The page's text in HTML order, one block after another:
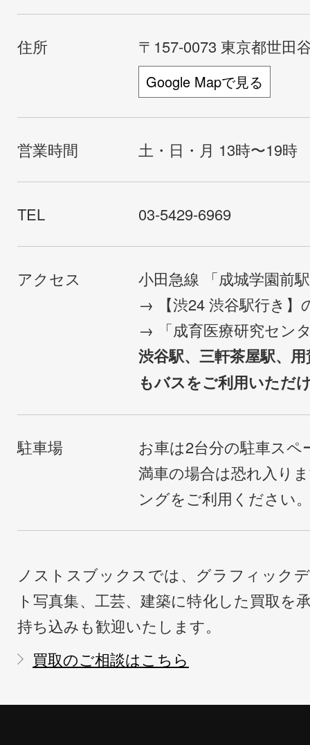
住所 〒157-0073 東京都世田
Google Mapで見る
営業時間 土・日・月 13時〜19時
TEL 03-5429-6969
アクセス
小田急線 「成城学園前
→ 【渋24 渋谷駅行き】
→ 「成育医療研究セン
渋谷駅、三軒茶屋駅、
もバスをご利用いただ
駐車場
お車は2台分の駐車ス
満車の場合は恐れ入り
ングをご利用ください
ノストスブックスでは、グラフィック
ト写真集、工芸、建築に特化した買取を
持ち込みも歓迎いたします。
買取のご相談はこちら